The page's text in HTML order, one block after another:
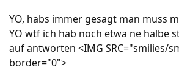
YO, habs immer gesagt man muss
YO wtf ich hab noch etwa ne halbe
auf antworten <IMG SRC="smilies/
border="0">